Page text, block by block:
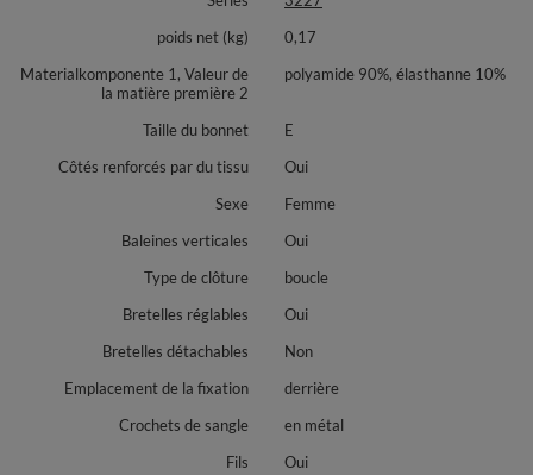
poids net (kg)
0,17
Materialkomponente 1, Valeur de
la matière première 2
polyamide 90%, élasthanne 10%
Taille du bonnet
E
Côtés renforcés par du tissu
Oui
Sexe
Femme
Baleines verticales
Oui
Type de clôture
boucle
Bretelles réglables
Oui
Bretelles détachables
Non
Emplacement de la fixation
derrière
Crochets de sangle
en métal
Fils
Oui